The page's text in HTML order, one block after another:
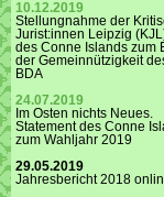
10.12.2019
Stellungnahme der
Jurist:innen Leipzig
des Conne Islands zum
der Gemeinnützigkeit
BDA
24.07.2019
Im Osten nichts Neues.
Statement des Conne
zum Wahljahr 2019
29.05.2019
Jahresbericht 2018